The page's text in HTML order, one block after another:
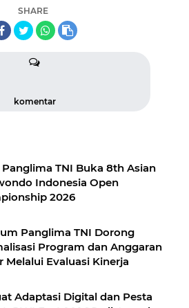
SHARE
komentar
TNI Buka 8th Asian
Indonesia Open
2026
Panglima TNI Dorong
Program dan Anggaran
Melalui Evaluasi Kinerja
Adaptasi Digital dan Pesta